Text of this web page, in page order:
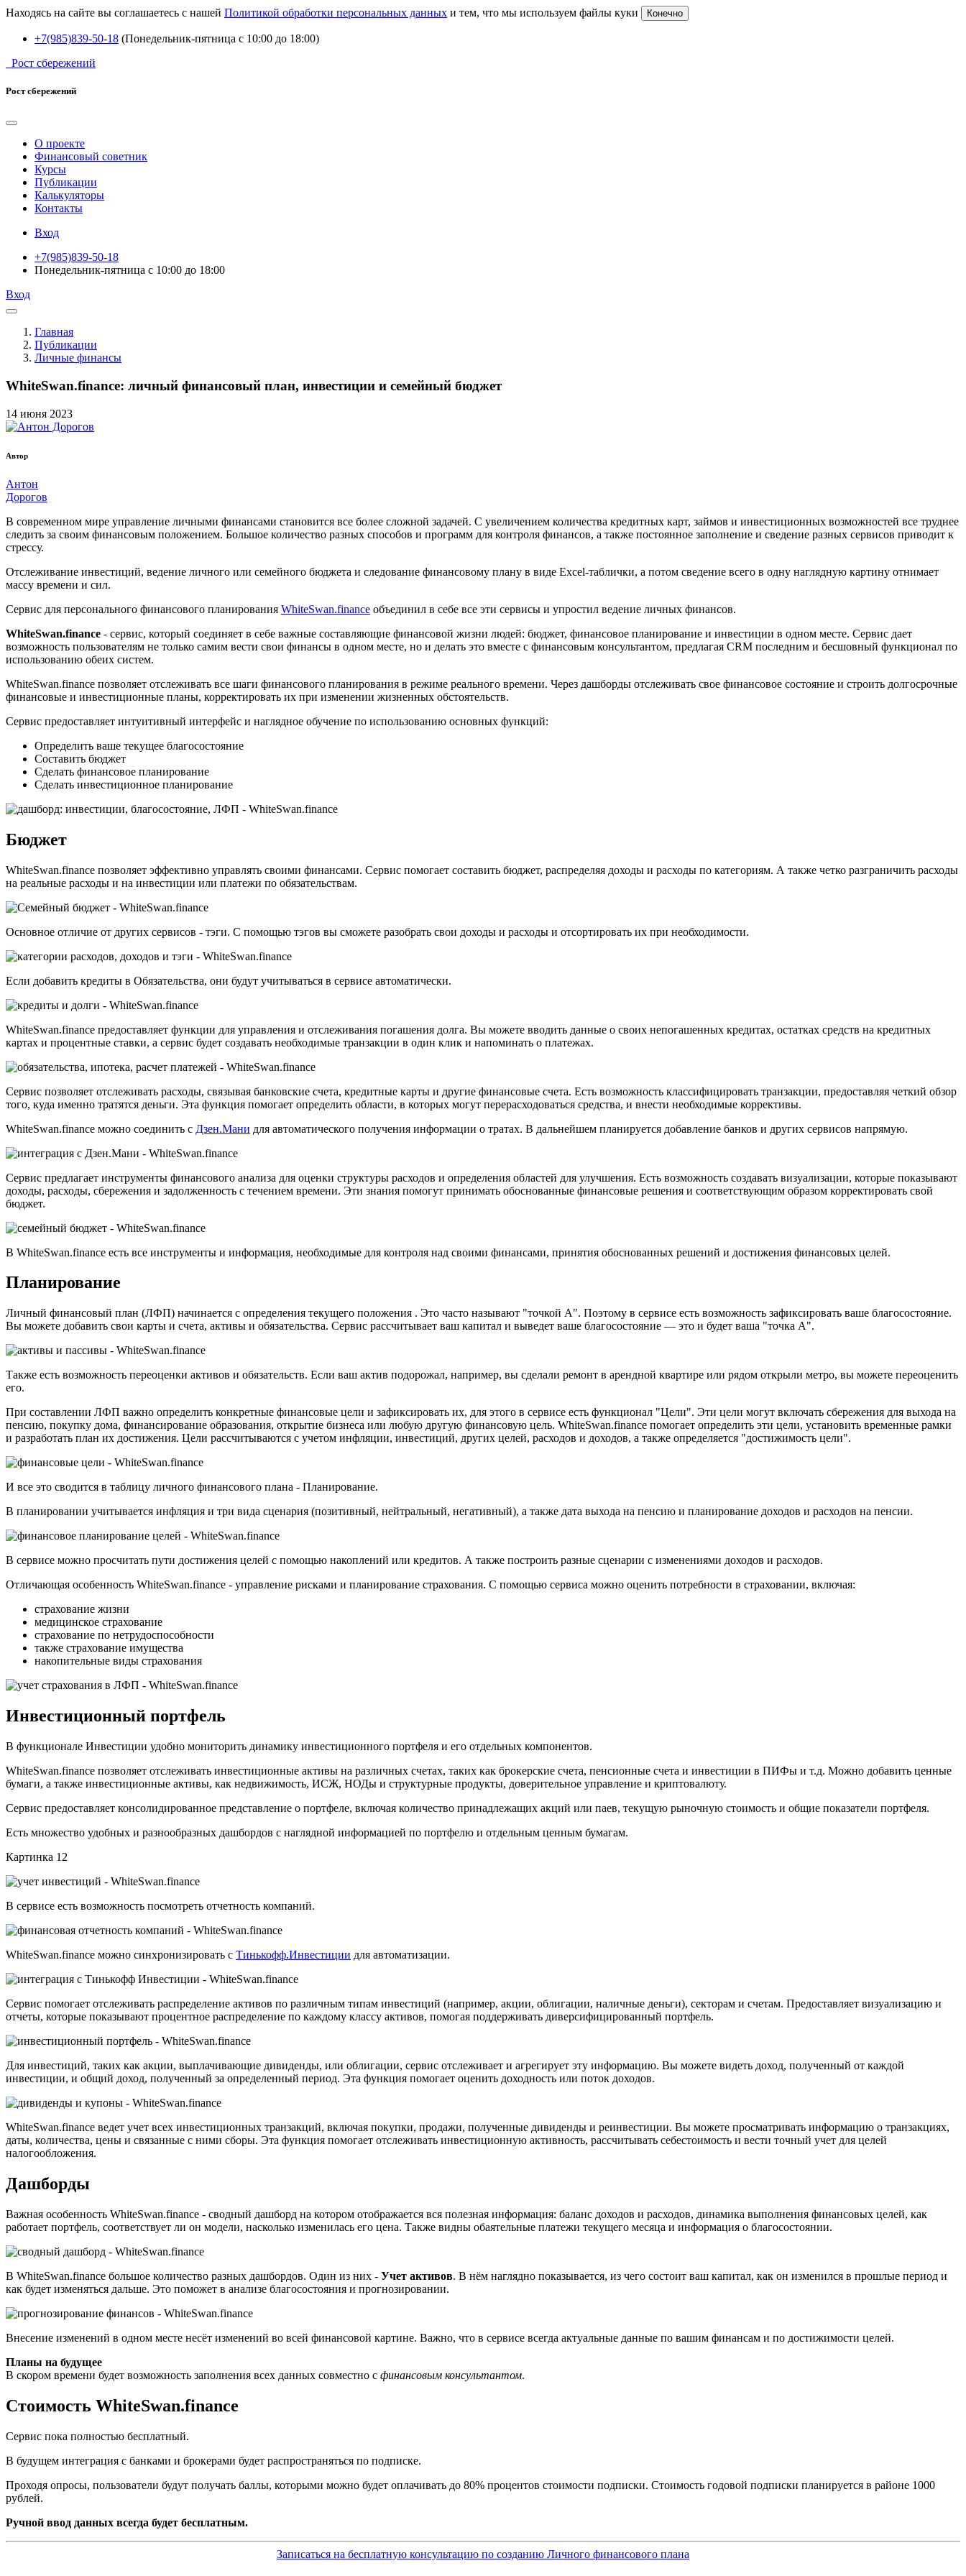
Находясь на сайте вы соглашаетесь с нашей Политикой обработки персональных данных и тем, что мы используем файлы куки Конечно
+7(985)839-50-18 (Понедельник-пятница с 10:00 до 18:00)
Рост сбережений
Рост сбережений
О проекте
Финансовый советник
Курсы
Публикации
Калькуляторы
Контакты
Вход
+7(985)839-50-18
Понедельник-пятница с 10:00 до 18:00
Вход
Главная
Публикации
Личные финансы
WhiteSwan.finance: личный финансовый план, инвестиции и семейный бюджет
14 июня 2023
Автор
Антон
Дорогов
В современном мире управление личными финансами становится все более сложной задачей. С увеличением количества кредитных карт, займов и инвестиционных возможностей все труднее
следить за своим финансовым положением. Большое количество разных способов и программ для контроля финансов, а также постоянное заполнение и сведение разных сервисов приводит к
стрессу.
Отслеживание инвестиций, ведение личного или семейного бюджета и следование финансовому плану в виде Excel-таблички, а потом сведение всего в одну наглядную картину отнимает
массу времени и сил.
Сервис для персонального финансового планирования WhiteSwan.finance объединил в себе все эти сервисы и упростил ведение личных финансов.
WhiteSwan.finance - сервис, который соединяет в себе важные составляющие финансовой жизни людей: бюджет, финансовое планирование и инвестиции в одном месте. Сервис дает
возможность пользователям не только самим вести свои финансы в одном месте, но и делать это вместе с финансовым консультантом, предлагая CRM последним и бесшовный функционал по
использованию обеих систем.
WhiteSwan.finance позволяет отслеживать все шаги финансового планирования в режиме реального времени. Через дашборды отслеживать свое финансовое состояние и строить долгосрочные
финансовые и инвестиционные планы, корректировать их при изменении жизненных обстоятельств.
Сервис предоставляет интуитивный интерфейс и наглядное обучение по использованию основных функций:
Определить ваше текущее благосостояние
Составить бюджет
Сделать финансовое планирование
Сделать инвестиционное планирование
Бюджет
WhiteSwan.finance позволяет эффективно управлять своими финансами. Сервис помогает составить бюджет, распределяя доходы и расходы по категориям. А также четко разграничить расходы
на реальные расходы и на инвестиции или платежи по обязательствам.
Основное отличие от других сервисов - тэги. С помощью тэгов вы сможете разобрать свои доходы и расходы и отсортировать их при необходимости.
Если добавить кредиты в Обязательства, они будут учитываться в сервисе автоматически.
WhiteSwan.finance предоставляет функции для управления и отслеживания погашения долга. Вы можете вводить данные о своих непогашенных кредитах, остатках средств на кредитных
картах и процентные ставки, а сервис будет создавать необходимые транзакции в один клик и напоминать о платежах.
Сервис позволяет отслеживать расходы, связывая банковские счета, кредитные карты и другие финансовые счета. Есть возможность классифицировать транзакции, предоставляя четкий обзор
того, куда именно тратятся деньги. Эта функция помогает определить области, в которых могут перерасходоваться средства, и внести необходимые коррективы.
WhiteSwan.finance можно соединить с Дзен.Мани для автоматического получения информации о тратах. В дальнейшем планируется добавление банков и других сервисов напрямую.
Сервис предлагает инструменты финансового анализа для оценки структуры расходов и определения областей для улучшения. Есть возможность создавать визуализации, которые показывают
доходы, расходы, сбережения и задолженность с течением времени. Эти знания помогут принимать обоснованные финансовые решения и соответствующим образом корректировать свой
бюджет.
В WhiteSwan.finance есть все инструменты и информация, необходимые для контроля над своими финансами, принятия обоснованных решений и достижения финансовых целей.
Планирование
Личный финансовый план (ЛФП) начинается с определения текущего положения . Это часто называют "точкой А". Поэтому в сервисе есть возможность зафиксировать ваше благосостояние.
Вы можете добавить свои карты и счета, активы и обязательства. Сервис рассчитывает ваш капитал и выведет ваше благосостояние — это и будет ваша "точка А".
Также есть возможность переоценки активов и обязательств. Если ваш актив подорожал, например, вы сделали ремонт в арендной квартире или рядом открыли метро, вы можете переоценить
его.
При составлении ЛФП важно определить конкретные финансовые цели и зафиксировать их, для этого в сервисе есть функционал "Цели". Эти цели могут включать сбережения для выхода на
пенсию, покупку дома, финансирование образования, открытие бизнеса или любую другую финансовую цель. WhiteSwan.finance помогает определить эти цели, установить временные рамки
и разработать план их достижения. Цели рассчитываются с учетом инфляции, инвестиций, других целей, расходов и доходов, а также определяется "достижимость цели".
И все это сводится в таблицу личного финансового плана - Планирование.
В планировании учитывается инфляция и три вида сценария (позитивный, нейтральный, негативный), а также дата выхода на пенсию и планирование доходов и расходов на пенсии.
В сервисе можно просчитать пути достижения целей с помощью накоплений или кредитов. А также построить разные сценарии с изменениями доходов и расходов.
Отличающая особенность WhiteSwan.finance - управление рисками и планирование страхования. С помощью сервиса можно оценить потребности в страховании, включая:
страхование жизни
медицинское страхование
страхование по нетрудоспособности
также страхование имущества
накопительные виды страхования
Инвестиционный портфель
В функционале Инвестиции удобно мониторить динамику инвестиционного портфеля и его отдельных компонентов.
WhiteSwan.finance позволяет отслеживать инвестиционные активы на различных счетах, таких как брокерские счета, пенсионные счета и инвестиции в ПИФы и т.д. Можно добавить ценные
бумаги, а также инвестиционные активы, как недвижимость, ИСЖ, НОДы и структурные продукты, доверительное управление и криптовалюту.
Сервис предоставляет консолидированное представление о портфеле, включая количество принадлежащих акций или паев, текущую рыночную стоимость и общие показатели портфеля.
Есть множество удобных и разнообразных дашбордов с наглядной информацией по портфелю и отдельным ценным бумагам.
Картинка 12
В сервисе есть возможность посмотреть отчетность компаний.
WhiteSwan.finance можно синхронизировать с Тинькофф.Инвестиции для автоматизации.
Сервис помогает отслеживать распределение активов по различным типам инвестиций (например, акции, облигации, наличные деньги), секторам и счетам. Предоставляет визуализацию и
отчеты, которые показывают процентное распределение по каждому классу активов, помогая поддерживать диверсифицированный портфель.
Для инвестиций, таких как акции, выплачивающие дивиденды, или облигации, сервис отслеживает и агрегирует эту информацию. Вы можете видеть доход, полученный от каждой
инвестиции, и общий доход, полученный за определенный период. Эта функция помогает оценить доходность или поток доходов.
WhiteSwan.finance ведет учет всех инвестиционных транзакций, включая покупки, продажи, полученные дивиденды и реинвестиции. Вы можете просматривать информацию о транзакциях,
даты, количества, цены и связанные с ними сборы. Эта функция помогает отслеживать инвестиционную активность, рассчитывать себестоимость и вести точный учет для целей
налогообложения.
Дашборды
Важная особенность WhiteSwan.finance - сводный дашборд на котором отображается вся полезная информация: баланс доходов и расходов, динамика выполнения финансовых целей, как
работает портфель, соответствует ли он модели, насколько изменилась его цена. Также видны обаятельные платежи текущего месяца и информация о благосостоянии.
В WhiteSwan.finance большое количество разных дашбордов. Один из них - Учет активов. В нём наглядно показывается, из чего состоит ваш капитал, как он изменился в прошлые период и
как будет изменяться дальше. Это поможет в анализе благосостояния и прогнозировании.
Внесение изменений в одном месте несёт изменений во всей финансовой картине. Важно, что в сервисе всегда актуальные данные по вашим финансам и по достижимости целей.
Планы на будущее
В скором времени будет возможность заполнения всех данных совместно с финансовым консультантом.
Стоимость WhiteSwan.finance
Сервис пока полностью бесплатный.
В будущем интеграция с банками и брокерами будет распространяться по подписке.
Проходя опросы, пользователи будут получать баллы, которыми можно будет оплачивать до 80% процентов стоимости подписки. Стоимость годовой подписки планируется в районе 1000
рублей.
Ручной ввод данных всегда будет бесплатным.
Записаться на бесплатную консультацию по созданию Личного финансового плана